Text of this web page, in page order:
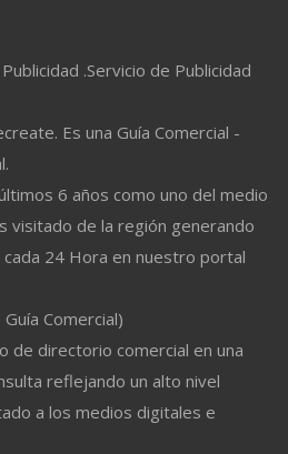
.Servicio de Publicidad
Es una Guía Comercial -
6 años como uno del medio
visitado de la región generando
24 Hora en nuestro portal
Comercial)
de directorio comercial en una
reflejando un alto nivel
a los medios digitales e